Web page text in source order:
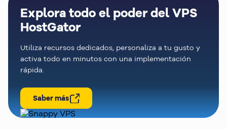
Explora todo el poder del VPS
HostGator
Utiliza recursos dedicados, personaliza a tu gusto y
activa todo en minutos con una implementación
rápida.
Saber más